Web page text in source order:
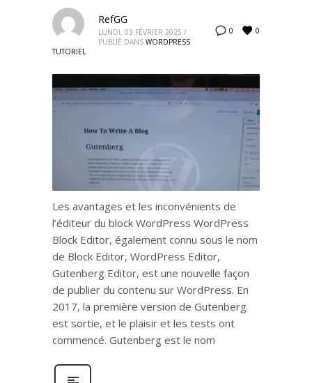
0 0
RefGG
LUNDI, 03 FÉVRIER 2025 /
PUBLIÉ DANS WORDPRESS
TUTORIEL
Les avantages et les inconvénients de
l’éditeur du block WordPress WordPress
Block Editor, également connu sous le nom
de Block Editor, WordPress Editor,
Gutenberg Editor, est une nouvelle façon
de publier du contenu sur WordPress. En
2017, la première version de Gutenberg
est sortie, et le plaisir et les tests ont
commencé. Gutenberg est le nom